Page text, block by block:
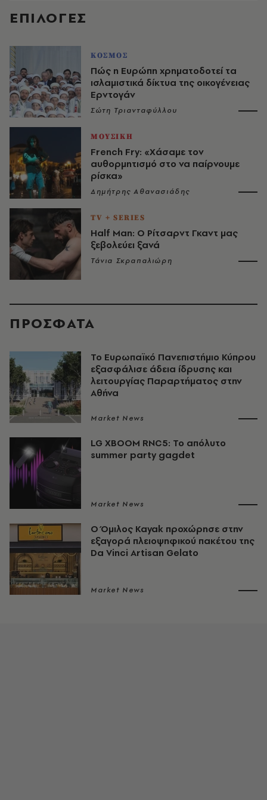
EΠΙΛΟΓΈΣ
ΚΟΣΜΟΣ
Πώς η Ευρώπη χρηματοδοτεί τα
ισλαμιστικά δίκτυα της οικογένειας
Ερντογάν
Σώτη Τριανταφύλλου
ΜΟΥΣΙΚΗ
French Fry: «Χάσαμε τον
αυθορμητισμό στο να παίρνουμε
ρίσκα»
Δημήτρης Αθανασιάδης
TV + SERIES
Half Man: Ο Ρίτσαρντ Γκαντ μας
ξεβολεύει ξανά
Τάνια Σκραπαλιώρη
ΠΡΟΣΦΑΤΑ
Το Ευρωπαϊκό Πανεπιστήμιο Κύπρου
εξασφάλισε άδεια ίδρυσης και
λειτουργίας Παραρτήματος στην
Αθήνα
Market News
LG XBOOM RNC5: Το απόλυτο
summer party gagdet
Market News
Ο Όμιλος Kayak προχώρησε στην
εξαγορά πλειοψηφικού πακέτου της
Da Vinci Artisan Gelato
Market News